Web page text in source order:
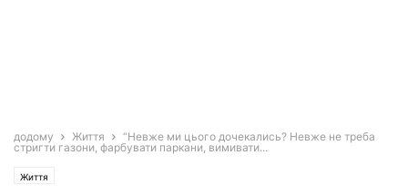
додому Життя
“Невже ми цього дочекались? Невже не треба
стригти газони, фарбувати паркани, вимивати...
Життя